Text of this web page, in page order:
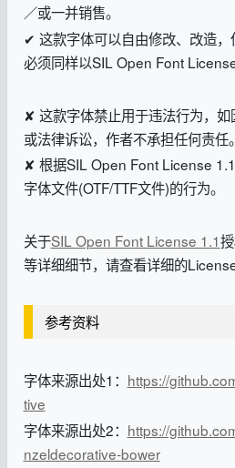
／或一并销售。
✔ 这款字体可以自由修改、改造
必须同样以SIL Open Font
✘ 这款字体禁止用于违法行为，
或法律诉讼，作者不承担任何责任。
✘ 根据SIL Open Font License
字体文件(OTF/TTF文件)的行为。
关于SIL Open Font License 1.1
等详细细节，请查看详细的
参考资料
字体来源出处1： https://
tive
字体来源出处2： https://
nzeldecorative-bower